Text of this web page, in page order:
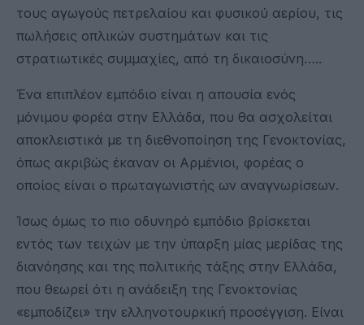
τους αγωγούς πετρελαίου και φυσικού αερίου, τις
πωλήσεις οπλικών συστημάτων και τις
στρατιωτικές συμμαχίες, από τη δικαιοσύνη…..
Ένα επιπλέον εμπόδιο είναι η απουσία ενός
μόνιμου φορέα στην Ελλάδα, που θα ασχολείται
αποκλειστικά με τη διεθνοποίηση της Γενοκτονίας,
όπως ακριβώς έκαναν οι Αρμένιοι, φορέας ο
οποίος είναι ο πρωταγωνιστής ων αναγνωρίσεων.
Ίσως όμως το πιο οδυνηρό εμπόδιο βρίσκεται
εντός των τειχών με την ύπαρξη μίας μερίδας της
διανόησης και της πολιτικής τάξης στην Ελλάδα,
που θεωρεί ότι η ανάδειξη της Γενοκτονίας
«εμποδίζει» την ελληνοτουρκική προσέγγιση. Είναι